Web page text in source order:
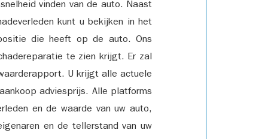
vinden van de auto. Naast
kunt u bekijken in het
die heeft op de auto. Ons
te zien krijgt. Er zal
U krijgt alle actuele
adviesprijs. Alle platforms
en de waarde van uw auto,
en de tellerstand van uw